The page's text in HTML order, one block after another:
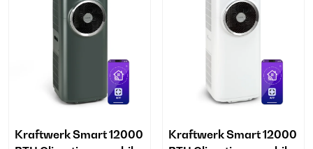
Kraftwerk Smart 12000
Kraftwerk Smart 12000